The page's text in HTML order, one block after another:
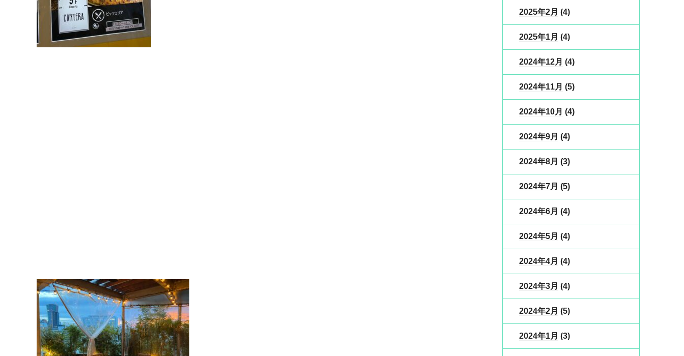
2025年2月 (4)
2025年1月 (4)
2024年12月 (4)
2024年11月 (5)
2024年10月 (4)
2024年9月 (4)
2024年8月 (3)
2024年7月 (5)
2024年6月 (4)
2024年5月 (4)
2024年4月 (4)
2024年3月 (4)
2024年2月 (5)
2024年1月 (3)